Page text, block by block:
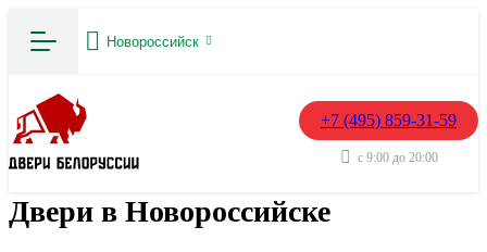
Новороссийск
+7 (495) 859-31-59
с 9:00 до 20:00
Двери в Новороссийске